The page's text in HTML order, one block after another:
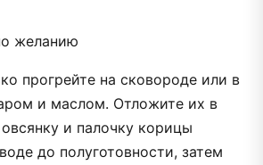
желанию
прогрейте на сковороде или в
и маслом. Отложите их в
и палочку корицы
до полуготовности, затем